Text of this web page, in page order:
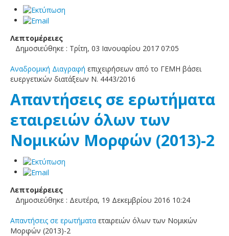
Λεπτομέρειες
Δημοσιεύθηκε : Τρίτη, 03 Ιανουαρίου 2017 07:05
Αναδρομική Διαγραφή επιχειρήσεων από το ΓΕΜΗ βάσει
ευεργετικών διατάξεων Ν. 4443/2016
Απαντήσεις σε ερωτήματα
εταιρειών όλων των
Νομικών Μορφών (2013)-2
Λεπτομέρειες
Δημοσιεύθηκε : Δευτέρα, 19 Δεκεμβρίου 2016 10:24
Απαντήσεις σε ερωτήματα εταιρειών όλων των Νομικών
Μορφών (2013)-2